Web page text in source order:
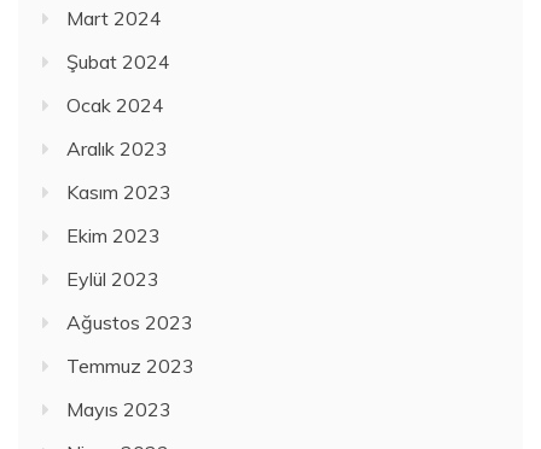
Mart 2024
Şubat 2024
Ocak 2024
Aralık 2023
Kasım 2023
Ekim 2023
Eylül 2023
Ağustos 2023
Temmuz 2023
Mayıs 2023